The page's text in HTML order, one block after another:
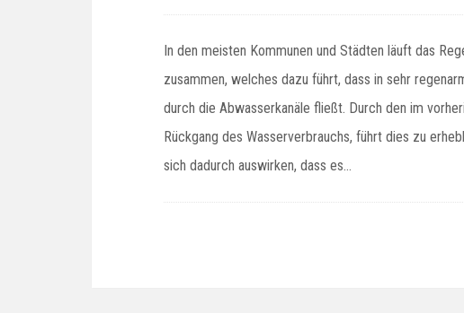
In den meisten Kommunen und Städten läuft das
zusammen, welches dazu führt, dass in sehr
durch die Abwasserkanäle fließt. Durch den im
Rückgang des Wasserverbrauchs, führt dies zu
sich dadurch auswirken, dass es…